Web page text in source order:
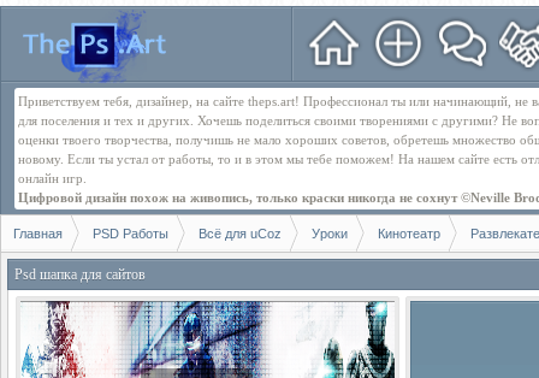
Приветствуем тебя, дизайнер, на сайте theps.art! Профессионал ты или начинающий,
для поселения и тех и других. Хочешь поделиться своими творениями с другими? Не
оценки твоего творчества, получишь не мало хороших советов, обретешь множество
новому. Если ты устал от работы, то и в этом мы тебе поможем! На нашем сайте есть
онлайн игр.
Цифровой дизайн похож на живопись, только краски никогда не сохнут ©Neville
Главная PSD Работы Всё для uCoz Уроки Кинотеатр
Psd шапка для сайтов